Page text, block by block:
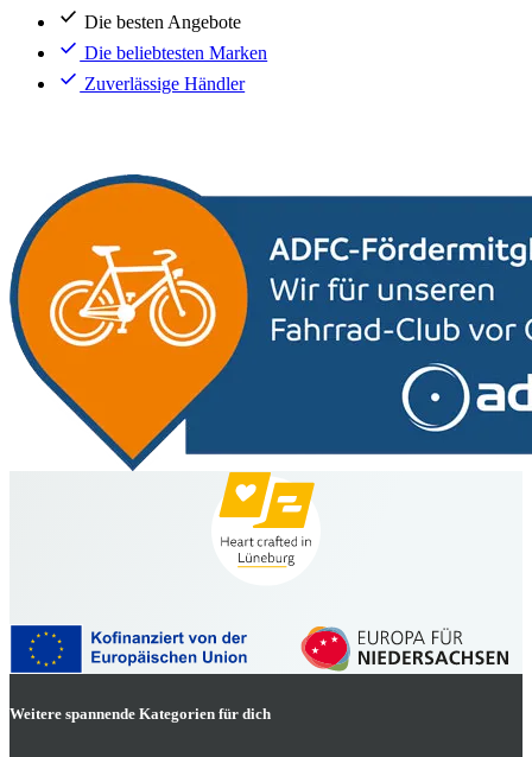
Die besten Angebote
Die beliebtesten Marken
Zuverlässige Händler
Weitere spannende Kategorien für dich